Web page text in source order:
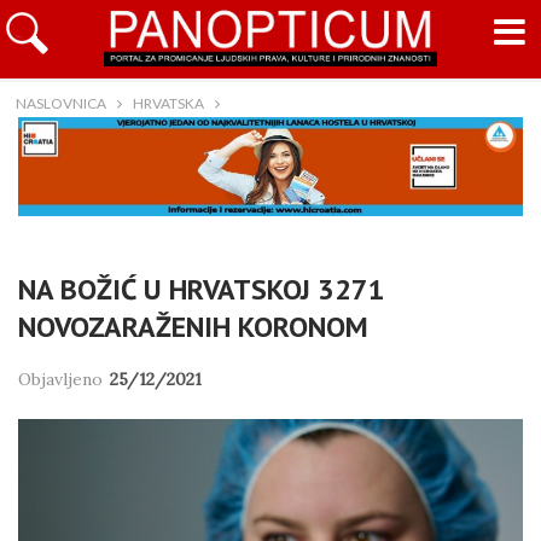
NASLOVNICA HRVATSKA
NA BOŽIĆ U HRVATSKOJ 3271
NOVOZARAŽENIH KORONOM
Objavljeno 25/12/2021